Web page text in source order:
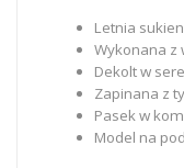
Letnia
Wykonana z
Dekolt w
Zapinana z
Pasek w
Model na